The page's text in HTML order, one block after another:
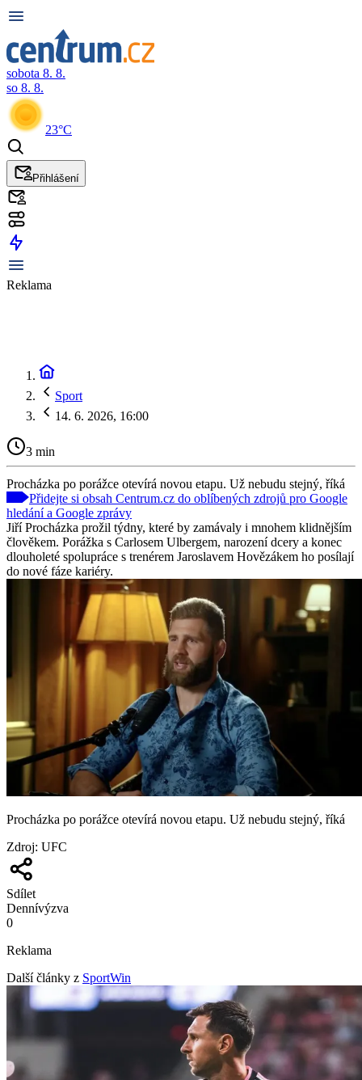
sobota 8. 8.
so 8. 8.
23°C
Přihlášení
Reklama
Sport
14. 6. 2026, 16:00
3 min
Procházka po porážce otevírá novou etapu. Už nebudu stejný, říká
Přidejte si obsah Centrum.cz do oblíbených zdrojů pro Google
hledání a Google zprávy
Jiří Procházka prožil týdny, které by zamávaly i mnohem klidnějším
člověkem. Porážka s Carlosem Ulbergem, narození dcery a konec
dlouholeté spolupráce s trenérem Jaroslavem Hovězákem ho posílají
do nové fáze kariéry.
Procházka po porážce otevírá novou etapu. Už nebudu stejný, říká
Zdroj: UFC
Sdílet
Dennívýzva
0
Reklama
Další články z SportWin